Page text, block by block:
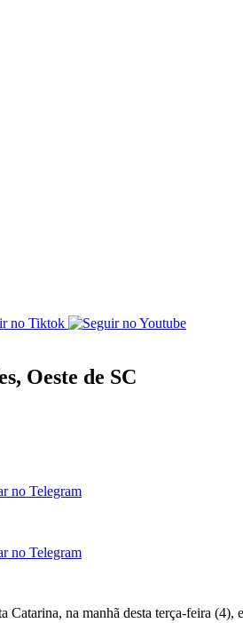
Oeste de SC
na manhã desta terça-feira (4), e